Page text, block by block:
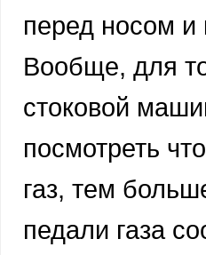
перед носом и
Вообще, для
стоковой
посмотреть
газ, тем
педали газа